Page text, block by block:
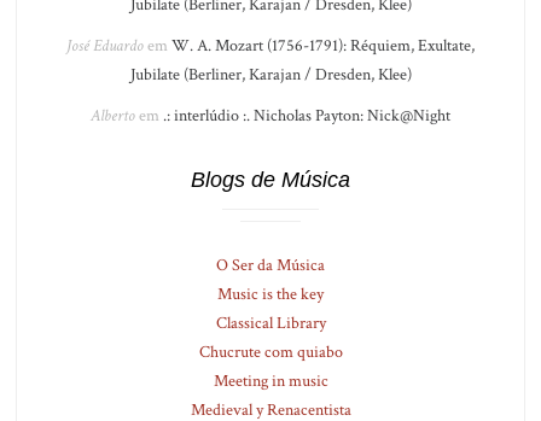
Jubilate (Berliner, Karajan / Dresden, Klee)
José Eduardoem W. A. Mozart (1756-1791): Réquiem, Exultate,
Jubilate (Berliner, Karajan / Dresden, Klee)
Albertoem .: interlúdio :. Nicholas Payton: Nick@Night
Blogs de Música
O Ser da Música
Music is the key
Classical Library
Chucrute com quiabo
Meeting in music
Medieval y Renacentista